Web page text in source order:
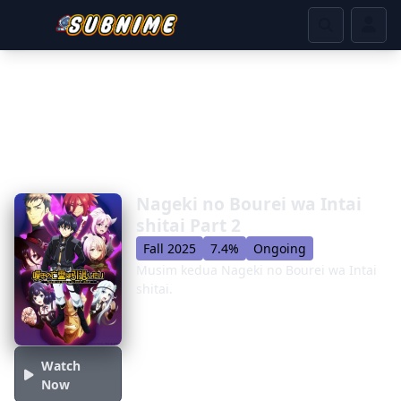
Watch
Now
Nageki no Bourei wa Intai
shitai Part 2
Fall 2025 7.4%
Ongoing
Musim kedua Nageki no Bourei wa Intai
shitai.